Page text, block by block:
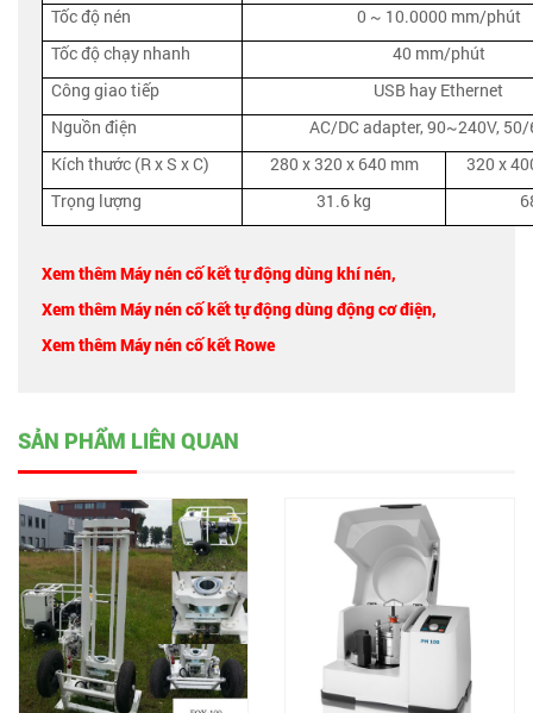
Tốc độ nén
0 ~ 10.0000 mm/phút
Tốc độ chạy nhanh
40 mm/phút
Công giao tiếp
USB hay Ethernet
Nguồn điện
AC/DC adapter, 90~240V,
Kích thước (R x S x C)
280 x 320 x 640 mm
320 x
Trọng lượng
31.6 kg
Xem thêm Máy nén cố kết tự động dùngkhí nén,
Xem thêm Máy nén cố kết tự động dùng động cơ điện,
Xem thêm Máy nén cố kết Rowe
SẢN PHẨM LIÊN QUAN